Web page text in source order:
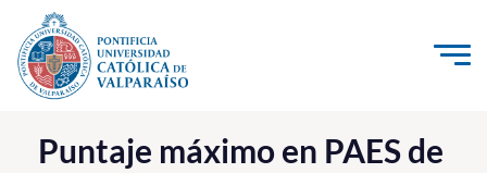
Click acá para ir directamente al contenido
La Universidad
Puntaje máximo en PAES de